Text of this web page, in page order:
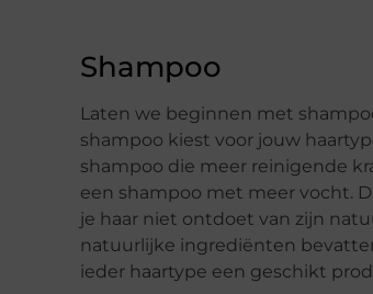
Shampoo
Laten we beginnen met
shampoo kiest voor jouw
shampoo die meer reinigende
een shampoo met meer vocht.
je haar niet ontdoet van zijn
natuurlijke ingrediënten
ieder haartype een geschikt